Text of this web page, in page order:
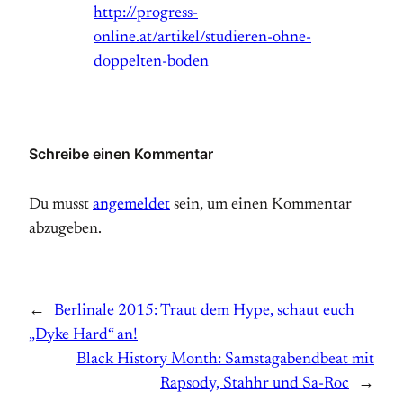
http://progress-
online.at/artikel/studieren-ohne-
doppelten-boden
Schreibe einen Kommentar
Du musst angemeldet sein, um einen Kommentar
abzugeben.
←
Berlinale 2015: Traut dem Hype, schaut euch
„Dyke Hard“ an!
Black History Month: Samstagabendbeat mit
Rapsody, Stahhr und Sa-Roc
→